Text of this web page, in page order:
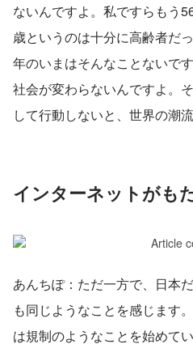
ないんですよ。私ですらもう
歳というのは十分に高齢者だ
年のいまはそんなことないで
社会が変わらないんですよ。
して行動しないと、世界の潮
インターネットがも
あんちぽ：ただ一方で、日本
も同じようなことを感じます
は規制のようなことを始めて